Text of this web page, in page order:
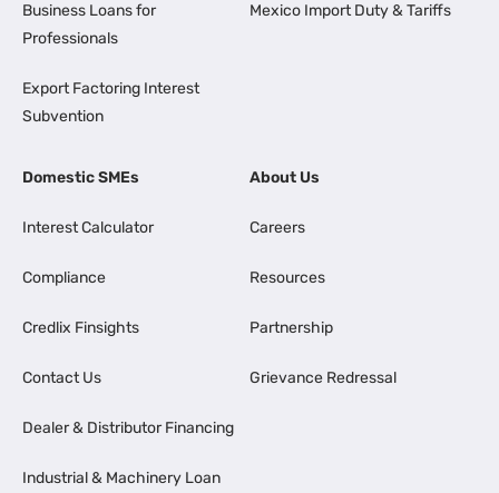
Business Loans for
Professionals
Export Factoring Interest
Subvention
Mexico Import Duty & Tariffs
Domestic SMEs
Interest Calculator
Compliance
Credlix Finsights
Contact Us
Dealer & Distributor Financing
Industrial & Machinery Loan
About Us
Careers
Resources
Partnership
Grievance Redressal